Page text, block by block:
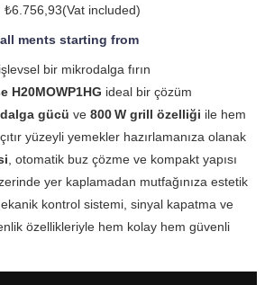
₺6.756,93(Vat included)
ments starting from
bir mikrodalga fırın
H20MOWP1HG ideal bir çözüm
gücü ve 800 W grill özelliği ile hem
çıtır yüzeyli yemekler hazırlamanıza olanak
, otomatik buz çözme ve kompakt yapısı
yer kaplamadan mutfağınıza estetik
kontrol sistemi, sinyal kapatma ve
özellikleriyle hem kolay hem güvenli